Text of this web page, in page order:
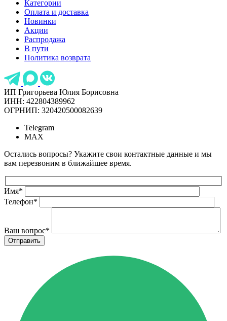
Категории
Оплата и доставка
Новинки
Акции
Распродажа
В пути
Политика возврата
ИП Григорьева Юлия Борисовна
ИНН: 422804389962
ОГРНИП: 320420500082639
Telegram
MAX
Остались вопросы? Укажите свои контактные данные и мы
вам перезвоним в ближайшее время.
Имя*
Телефон*
Ваш вопрос*